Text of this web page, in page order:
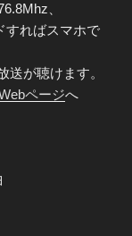
、
すればスマホで
送が聴けます。
ページへ